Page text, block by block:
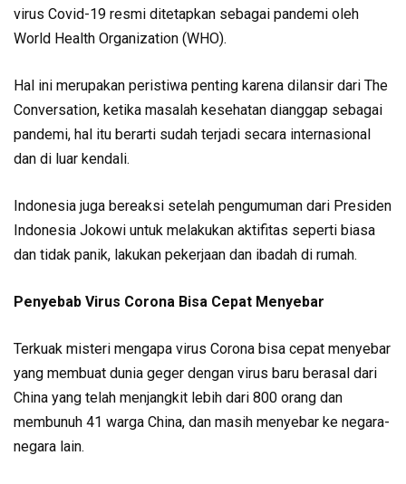
virus Covid-19 resmi ditetapkan sebagai pandemi oleh
World Health Organization (WHO).
Hal ini merupakan peristiwa penting karena dilansir dari The
Conversation, ketika masalah kesehatan dianggap sebagai
pandemi, hal itu berarti sudah terjadi secara internasional
dan di luar kendali.
Indonesia juga bereaksi setelah pengumuman dari Presiden
Indonesia Jokowi untuk melakukan aktifitas seperti biasa
dan tidak panik, lakukan pekerjaan dan ibadah di rumah.
Penyebab Virus Corona Bisa Cepat Menyebar
Terkuak misteri mengapa virus Corona bisa cepat menyebar
yang membuat dunia geger dengan virus baru berasal dari
China yang telah menjangkit lebih dari 800 orang dan
membunuh 41 warga China, dan masih menyebar ke negara-
negara lain.